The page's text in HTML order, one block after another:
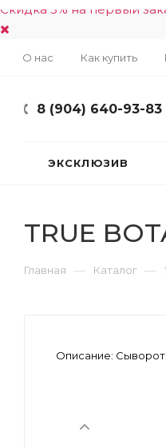
Скидка 5% на первый
О нас Как купить
8 (904) 640-93-83
ЭКСКЛЮЗИВ
TRUE
Главная — Каталог —
Описание: